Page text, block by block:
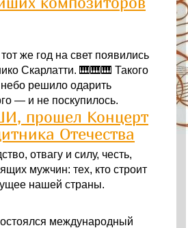
же год на свет появились
Скарлатти. 🎹🎹🎹 Такого
решило одарить
— и не поскупилось.
прошел Концерт
Отечества
отвагу и силу, честь,
мужчин: тех, кто строит
нашей страны.
международный